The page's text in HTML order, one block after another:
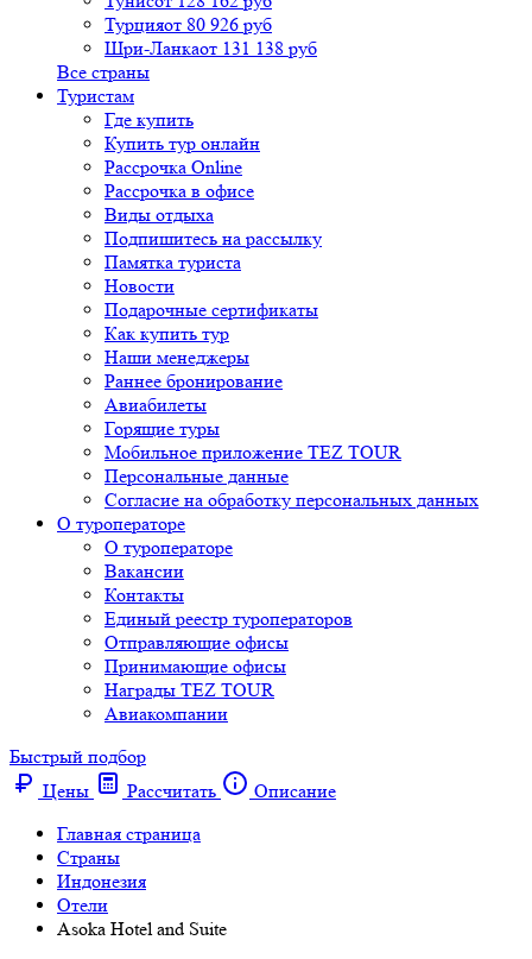
Турцияот 80 926 руб
Шри-Ланкаот 131 138 руб
Все страны
Туристам
Где купить
Купить тур онлайн
Рассрочка Online
Рассрочка в офисе
Виды отдыха
Подпишитесь на рассылку
Памятка туриста
Новости
Подарочные сертификаты
Как купить тур
Наши менеджеры
Раннее бронирование
Авиабилеты
Горящие туры
Мобильное приложение TEZ TOUR
Персональные данные
Согласие на обработку персональных данных
О туроператоре
О туроператоре
Вакансии
Контакты
Единый реестр туроператоров
Отправляющие офисы
Принимающие офисы
Награды TEZ TOUR
Авиакомпании
Быстрый подбор
Цены
Рассчитать
Описание
Главная страница
Cтраны
Индонезия
Отели
Asoka Hotel and Suite